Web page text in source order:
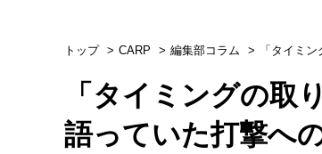
トップ CARP 編集部コラム 「タイミ
「タイミングの取
語っていた打撃へ